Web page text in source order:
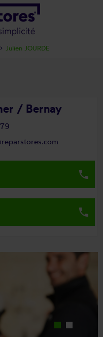
Julien JOURDE
/ Bernay
local_phone
local_phone